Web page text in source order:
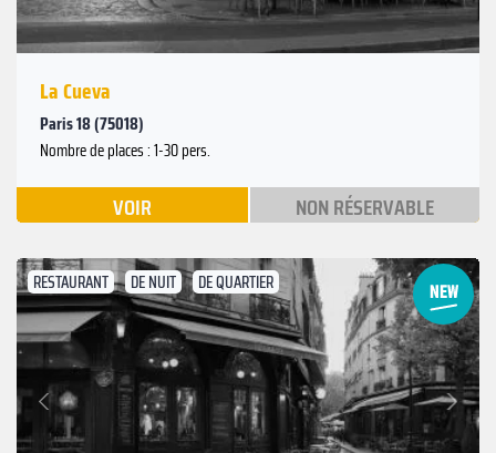
La Cueva
Paris 18 (75018)
Nombre de places : 1-30 pers.
VOIR NON RÉSERVABLE
RESTAURANT DE NUIT DE QUARTIER
Précédent
Suivant